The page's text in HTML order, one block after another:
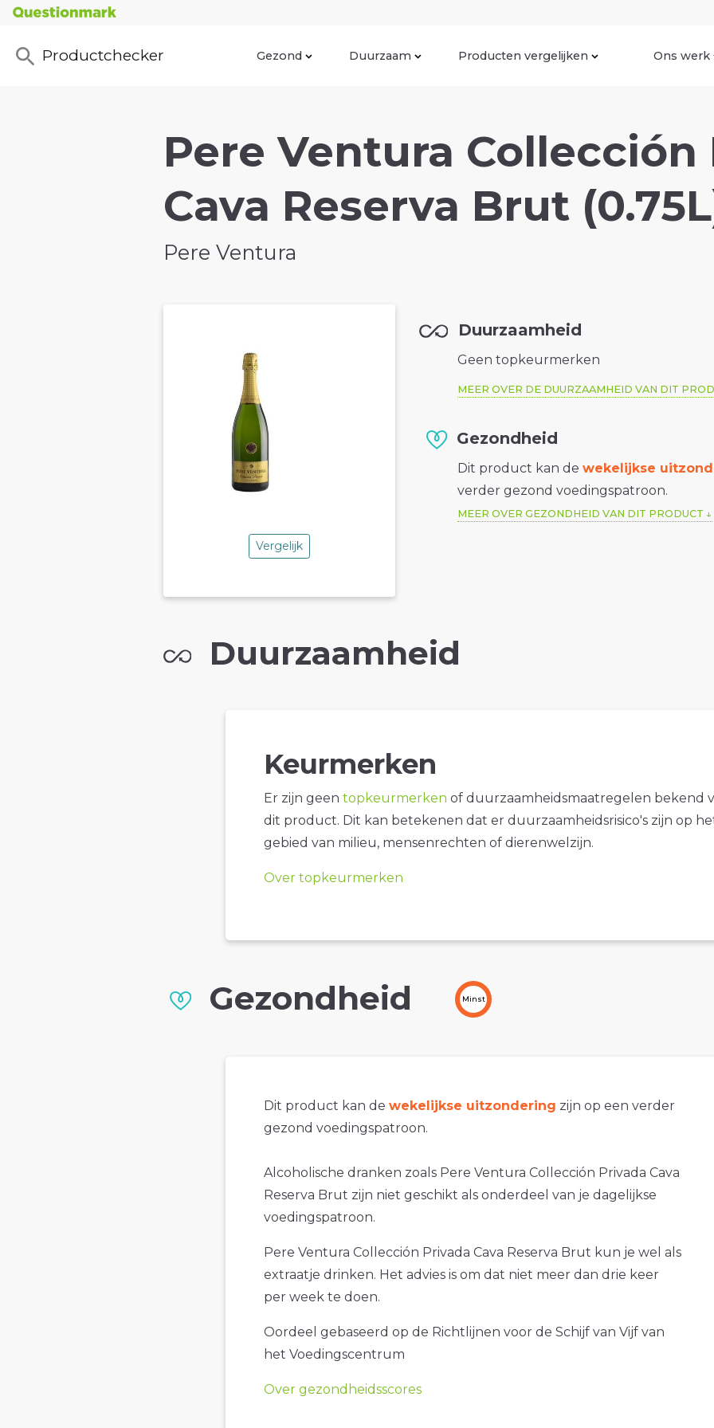
Productchecker Gezond Duurzaam Producten vergelijken Ons werk
Pere Ventura Collección
Cava Reserva Brut
Pere Ventura
Vergelijk
Duurzaamheid
Geen topkeurmerken
MEER OVER DE DUURZAAMHEID VAN DIT
Gezondheid
Dit product kan dewekelijkse
verder gezond voedingspatroon.
MEER OVER GEZONDHEID VAN DIT PRODUCT
Duurzaamheid
Keurmerken
Er zijn geen topkeurmerken of duurzaamheidsmaatregelen bekend
dit product. Dit kan betekenen dat er duurzaamheidsrisico's zijn op
gebied van milieu, mensenrechten of dierenwelzijn.
Over topkeurmerken
Gezondheid Minst
Dit product kan de wekelijkse uitzondering zijn op een verder
gezond voedingspatroon.
Alcoholische dranken zoals Pere Ventura Collección Privada Cava
Reserva Brut zijn niet geschikt als onderdeel van je dagelijkse
voedingspatroon.
Pere Ventura Collección Privada Cava Reserva Brut kun je wel als
extraatje drinken. Het advies is om dat niet meer dan drie keer
per week te doen.
Oordeel gebaseerd op de Richtlijnen voor de Schijf van Vijf van
het Voedingscentrum
Over gezondheidsscores